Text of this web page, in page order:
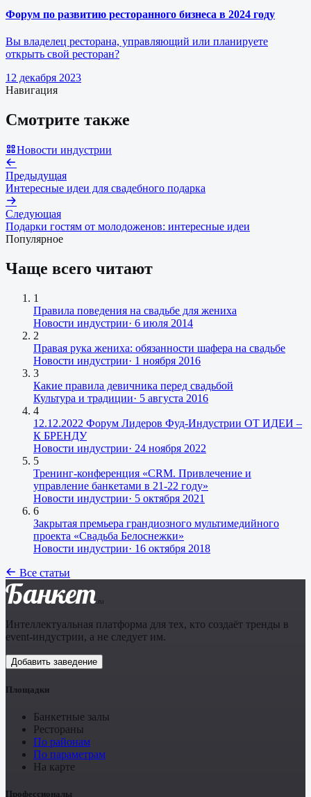
Форум по развитию ресторанного бизнеса в 2024 году
Вы владелец ресторана, управляющий или планируете
открыть свой ресторан?
12 декабря 2023
Навигация
Смотрите также
Новости индустрии
Предыдущая
Интересные идеи для свадебного подарка
Следующая
Подарки гостям от молодоженов: интересные идеи
Популярное
Чаще всего читают
1
Правила поведения на свадьбе для жениха
Новости индустрии· 6 июля 2014
2
Правая рука жениха: обязанности шафера на свадьбе
Новости индустрии· 1 ноября 2016
3
Какие правила девичника перед свадьбой
Культура и традиции· 5 августа 2016
4
12.12.2022 Форум Лидеров Фуд-Индустрии ОТ ИДЕИ –
К БРЕНДУ
Новости индустрии· 24 ноября 2022
5
Тренинг-конференция «CRM. Привлечение и
управление банкетами в 21-22 году»
Новости индустрии· 5 октября 2021
6
Закрытая премьера грандиозного мультимедийного
проекта «Свадьба Белоснежки»
Новости индустрии· 16 октября 2018
Все статьи
Банкет .ru
Интеллектуальная платформа для тех, кто создаёт тренды в
event-индустрии, а не следует им.
Добавить заведение
Площадки
Банкетные залы
Рестораны
По районам
По параметрам
На карте
Профессионалы